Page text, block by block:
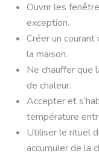
Ouvrir les
exception.
Créer un
la maison.
Ne chauffer que
de chaleur.
Accepter et
température
Utiliser le rituel
accumuler de la